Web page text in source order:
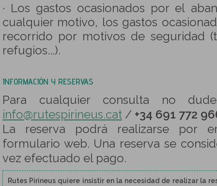
· Los gastos ocasionados por el
cualquier motivo, los gastos
recorrido por motivos de seguridad
refugios...).
INFORMACIÓN Y RESERVAS
Para cualquier consulta no
info@rutespirineus.cat / +34 691 772
La reserva podrá realizarse por
formulario web. Una reserva se
vez efectuado el pago.
Rutes Pirineus quiere insistir en la necesidad de realizar la